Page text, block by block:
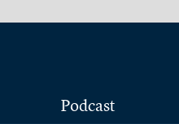
Podcast